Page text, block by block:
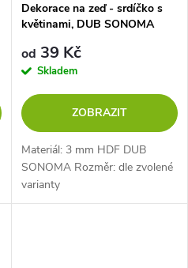
Dekorace na zeď - srdíčko s
květinami, DUB SONOMA
od 39 Kč
Skladem
ZOBRAZIT
Materiál: 3 mm HDF DUB
SONOMA Rozměr: dle zvolené
varianty